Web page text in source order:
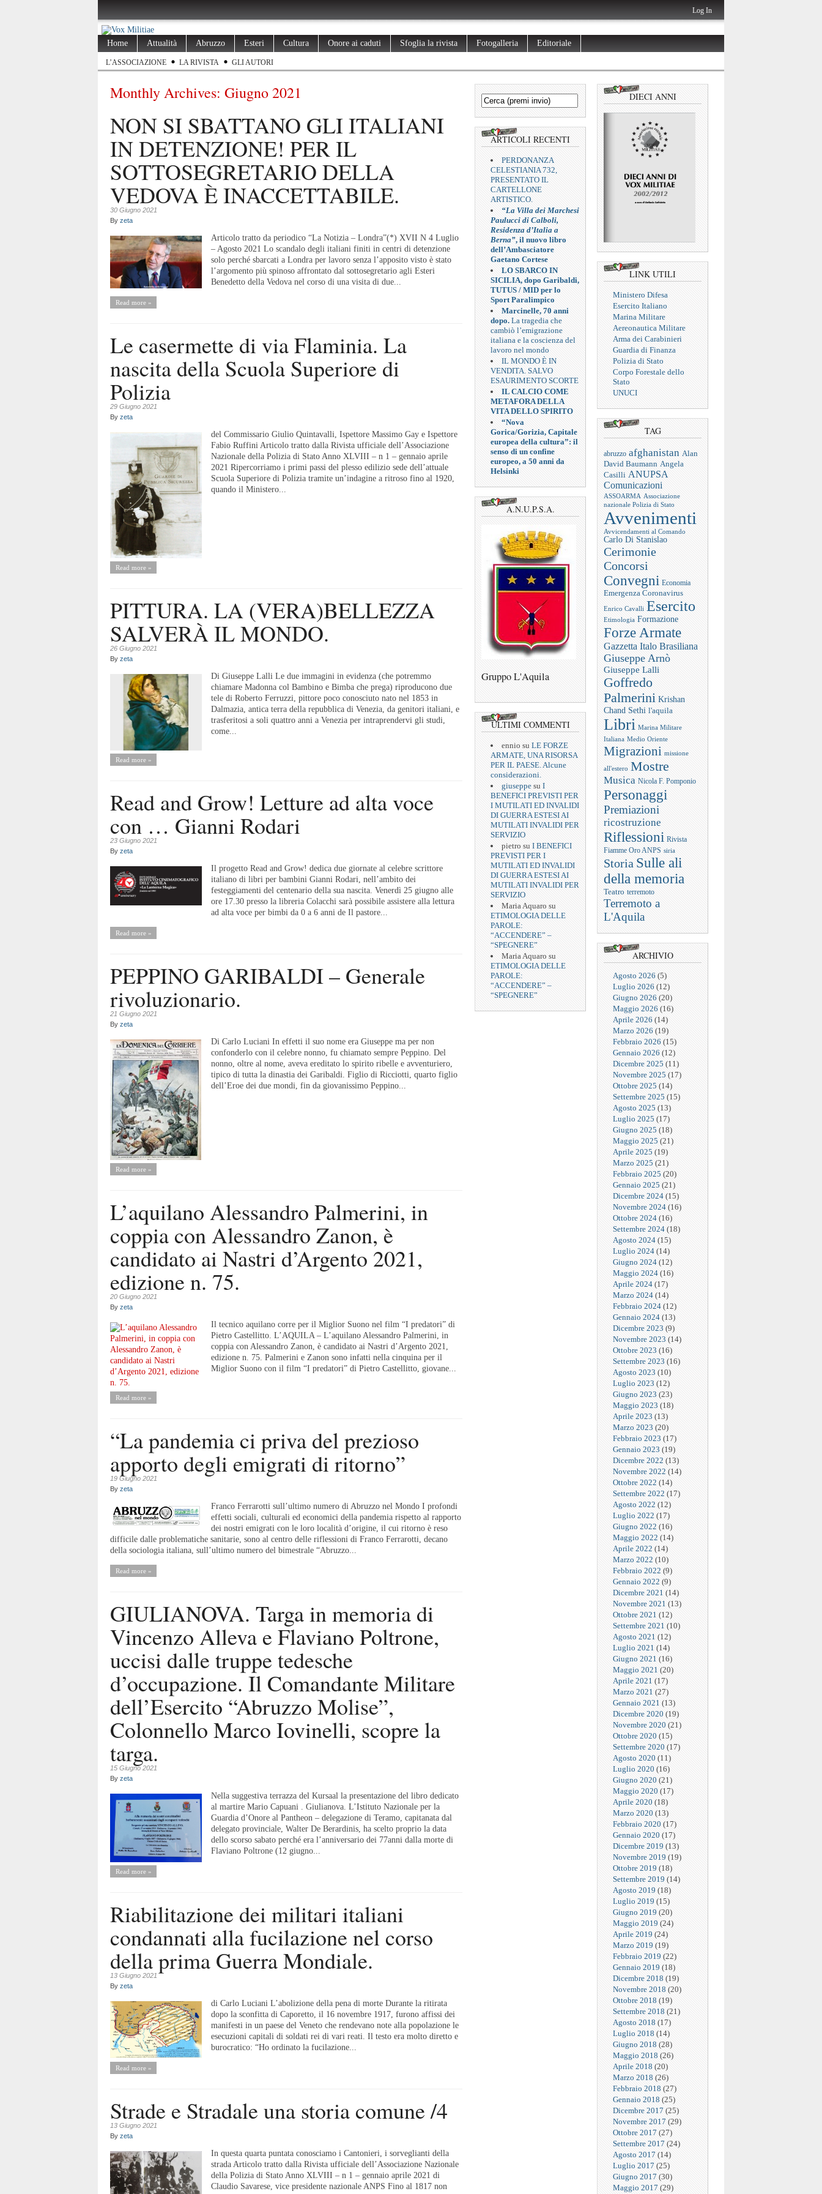
Log In
Home Attualità Abruzzo Esteri Cultura Onore ai caduti Sfoglia la rivista Fotogalleria Editoriale
L’ASSOCIAZIONE LA RIVISTA GLI AUTORI
Monthly Archives: Giugno 2021
NON SI SBATTANO GLI ITALIANI
IN DETENZIONE! PER IL
SOTTOSEGRETARIO DELLA
VEDOVA È INACCETTABILE.
30 Giugno 2021
By zeta
Articolo tratto da periodico “La Notizia – Londra”(*) XVII N 4 Luglio
– Agosto 2021 Lo scandalo degli italiani finiti in centri di detenzione
solo perché sbarcati a Londra per lavoro senza l’apposito visto è stato
l’argomento più spinoso affrontato dal sottosegretario agli Esteri
Benedetto della Vedova nel corso di una visita di due...
Read more »
Le casermette di via Flaminia. La
nascita della Scuola Superiore di
Polizia
29 Giugno 2021
By zeta
del Commissario Giulio Quintavalli, Ispettore Massimo Gay e Ispettore
Fabio Ruffini Articolo tratto dalla Rivista ufficiale dell’Associazione
Nazionale della Polizia di Stato Anno XLVIII – n 1 – gennaio aprile
2021 Ripercorriamo i primi passi del plesso edilizio sede dell’attuale
Scuola Superiore di Polizia tramite un’indagine a ritroso fino al 1920,
quando il Ministero...
Read more »
PITTURA. LA (VERA)BELLEZZA
SALVERÀ IL MONDO.
26 Giugno 2021
By zeta
Di Giuseppe Lalli Le due immagini in evidenza (che potremmo
chiamare Madonna col Bambino e Bimba che prega) riproducono due
tele di Roberto Ferruzzi, pittore poco conosciuto nato nel 1853 in
Dalmazia, antica terra della repubblica di Venezia, da genitori italiani, e
trasferitosi a soli quattro anni a Venezia per intraprendervi gli studi,
come...
Read more »
Read and Grow! Letture ad alta voce
con … Gianni Rodari
23 Giugno 2021
By zeta
Il progetto Read and Grow! dedica due giornate al celebre scrittore
italiano di libri per bambini Gianni Rodari, nell’ambito dei
festeggiamenti del centenario della sua nascita. Venerdì 25 giugno alle
ore 17.30 presso la libreria Colacchi sarà possibile assistere alla lettura
ad alta voce per bimbi da 0 a 6 anni de Il pastore...
Read more »
PEPPINO GARIBALDI – Generale
rivoluzionario.
21 Giugno 2021
By zeta
Di Carlo Luciani In effetti il suo nome era Giuseppe ma per non
confonderlo con il celebre nonno, fu chiamato sempre Peppino. Del
nonno, oltre al nome, aveva ereditato lo spirito ribelle e avventuriero,
tipico di tutta la dinastia dei Garibaldi. Figlio di Ricciotti, quarto figlio
dell’Eroe dei due mondi, fin da giovanissimo Peppino...
Read more »
L’aquilano Alessandro Palmerini, in
coppia con Alessandro Zanon, è
candidato ai Nastri d’Argento 2021,
edizione n. 75.
20 Giugno 2021
By zeta
Il tecnico aquilano corre per il Miglior Suono nel film “I predatori” di
Pietro Castellitto. L’AQUILA – L’aquilano Alessandro Palmerini, in
coppia con Alessandro Zanon, è candidato ai Nastri d’Argento 2021,
edizione n. 75. Palmerini e Zanon sono infatti nella cinquina per il
Miglior Suono con il film “I predatori” di Pietro Castellitto, giovane...
Read more »
“La pandemia ci priva del prezioso
apporto degli emigrati di ritorno”
19 Giugno 2021
By zeta
Franco Ferrarotti sull’ultimo numero di Abruzzo nel Mondo I profondi
effetti sociali, culturali ed economici della pandemia rispetto al rapporto
dei nostri emigrati con le loro località d’origine, il cui ritorno è reso
difficile dalle problematiche sanitarie, sono al centro delle riflessioni di Franco Ferrarotti, decano
della sociologia italiana, sull’ultimo numero del bimestrale “Abruzzo...
Read more »
GIULIANOVA. Targa in memoria di
Vincenzo Alleva e Flaviano Poltrone,
uccisi dalle truppe tedesche
d’occupazione. Il Comandante Militare
dell’Esercito “Abruzzo Molise”,
Colonnello Marco Iovinelli, scopre la
targa.
15 Giugno 2021
By zeta
Nella suggestiva terrazza del Kursaal la presentazione del libro dedicato
al martire Mario Capuani . Giulianova. L’Istituto Nazionale per la
Guardia d’Onore al Pantheon – delegazione di Teramo, capitanata dal
delegato provinciale, Walter De Berardinis, ha scelto proprio la data
dello scorso sabato perché era l’anniversario dei 77anni dalla morte di
Flaviano Poltrone (12 giugno...
Read more »
Riabilitazione dei militari italiani
condannati alla fucilazione nel corso
della prima Guerra Mondiale.
13 Giugno 2021
By zeta
di Carlo Luciani L’abolizione della pena di morte Durante la ritirata
dopo la sconfitta di Caporetto, il 16 novembre 1917, furono affissi dei
manifesti in un paese del Veneto che rendevano note alla popolazione le
esecuzioni capitali di soldati rei di vari reati. Il testo era molto diretto e
burocratico: “Ho ordinato la fucilazione...
Read more »
Strade e Stradale una storia comune /4
13 Giugno 2021
By zeta
In questa quarta puntata conosciamo i Cantonieri, i sorveglianti della
strada Articolo tratto dalla Rivista ufficiale dell’Associazione Nazionale
della Polizia di Stato Anno XLVIII – n 1 – gennaio aprile 2021 di
Claudio Savarese, vice presidente nazionale ANPS Fino al 1817 non
ARTICOLI RECENTI
PERDONANZA
CELESTIANIA 732,
PRESENTATO IL
CARTELLONE
ARTISTICO.
“La Villa dei Marchesi
Paulucci di Calboli,
Residenza d’Italia a
Berna”, il nuovo libro
dell’Ambasciatore
Gaetano Cortese
LO SBARCO IN
SICILIA, dopo Garibaldi,
TUTUS / MID per lo
Sport Paralimpico
Marcinelle, 70 anni
dopo. La tragedia che
cambiò l’emigrazione
italiana e la coscienza del
lavoro nel mondo
IL MONDO È IN
VENDITA. SALVO
ESAURIMENTO SCORTE
IL CALCIO COME
METAFORA DELLA
VITA DELLO SPIRITO
“Nova
Gorica/Gorizia, Capitale
europea della cultura”: il
senso di un confine
europeo, a 50 anni da
Helsinki
A.N.U.P.S.A.
Gruppo L'Aquila
ULTIMI COMMENTI
ennio su LE FORZE
ARMATE, UNA RISORSA
PER IL PAESE. Alcune
considerazioni.
giuseppe su I
BENEFICI PREVISTI PER
I MUTILATI ED INVALIDI
DI GUERRA ESTESI AI
MUTILATI INVALIDI PER
SERVIZIO
pietro su I BENEFICI
PREVISTI PER I
MUTILATI ED INVALIDI
DI GUERRA ESTESI AI
MUTILATI INVALIDI PER
SERVIZIO
Maria Aquaro su
ETIMOLOGIA DELLE
PAROLE:
“ACCENDERE” –
“SPEGNERE”
Maria Aquaro su
ETIMOLOGIA DELLE
PAROLE:
“ACCENDERE” –
“SPEGNERE”
DIECI ANNI
LINK UTILI
Ministero Difesa
Esercito Italiano
Marina Militare
Aereonautica Militare
Arma dei Carabinieri
Guardia di Finanza
Polizia di Stato
Corpo Forestale dello
Stato
UNUCI
TAG
abruzzo afghanistan Alan
David Baumann Angela
Casilli ANUPSA
Comunicazioni
ASSOARMA Associazione
nazionale Polizia di Stato
Avvenimenti
Avvicendamenti al Comando
Carlo Di Stanislao
Cerimonie
Concorsi
Convegni Economia
Emergenza Coronavirus
Enrico Cavalli Esercito
Etimologia Formazione
Forze Armate
Gazzetta Italo Brasiliana
Giuseppe Arnò
Giuseppe Lalli
Goffredo
Palmerini Krishan
Chand Sethi l'aquila
Libri Marina Militare
Italiana Medio Oriente
Migrazioni missione
all'estero Mostre
Musica Nicola F. Pomponio
Personaggi
Premiazioni
ricostruzione
Riflessioni Rivista
Fiamme Oro ANPS siria
Storia Sulle ali
della memoria
Teatro terremoto
Terremoto a
L'Aquila
ARCHIVIO
Agosto 2026 (5)
Luglio 2026 (12)
Giugno 2026 (20)
Maggio 2026 (16)
Aprile 2026 (14)
Marzo 2026 (19)
Febbraio 2026 (15)
Gennaio 2026 (12)
Dicembre 2025 (11)
Novembre 2025 (17)
Ottobre 2025 (14)
Settembre 2025 (15)
Agosto 2025 (13)
Luglio 2025 (17)
Giugno 2025 (18)
Maggio 2025 (21)
Aprile 2025 (19)
Marzo 2025 (21)
Febbraio 2025 (20)
Gennaio 2025 (21)
Dicembre 2024 (15)
Novembre 2024 (16)
Ottobre 2024 (16)
Settembre 2024 (18)
Agosto 2024 (15)
Luglio 2024 (14)
Giugno 2024 (12)
Maggio 2024 (16)
Aprile 2024 (17)
Marzo 2024 (14)
Febbraio 2024 (12)
Gennaio 2024 (13)
Dicembre 2023 (9)
Novembre 2023 (14)
Ottobre 2023 (16)
Settembre 2023 (16)
Agosto 2023 (10)
Luglio 2023 (12)
Giugno 2023 (23)
Maggio 2023 (18)
Aprile 2023 (13)
Marzo 2023 (20)
Febbraio 2023 (17)
Gennaio 2023 (19)
Dicembre 2022 (13)
Novembre 2022 (14)
Ottobre 2022 (14)
Settembre 2022 (17)
Agosto 2022 (12)
Luglio 2022 (17)
Giugno 2022 (16)
Maggio 2022 (14)
Aprile 2022 (14)
Marzo 2022 (10)
Febbraio 2022 (9)
Gennaio 2022 (9)
Dicembre 2021 (14)
Novembre 2021 (13)
Ottobre 2021 (12)
Settembre 2021 (10)
Agosto 2021 (12)
Luglio 2021 (14)
Giugno 2021 (16)
Maggio 2021 (20)
Aprile 2021 (17)
Marzo 2021 (27)
Gennaio 2021 (13)
Dicembre 2020 (19)
Novembre 2020 (21)
Ottobre 2020 (15)
Settembre 2020 (17)
Agosto 2020 (11)
Luglio 2020 (16)
Giugno 2020 (21)
Maggio 2020 (17)
Aprile 2020 (18)
Marzo 2020 (13)
Febbraio 2020 (17)
Gennaio 2020 (17)
Dicembre 2019 (13)
Novembre 2019 (19)
Ottobre 2019 (18)
Settembre 2019 (14)
Agosto 2019 (18)
Luglio 2019 (15)
Giugno 2019 (20)
Maggio 2019 (24)
Aprile 2019 (24)
Marzo 2019 (19)
Febbraio 2019 (22)
Gennaio 2019 (18)
Dicembre 2018 (19)
Novembre 2018 (20)
Ottobre 2018 (19)
Settembre 2018 (21)
Agosto 2018 (17)
Luglio 2018 (14)
Giugno 2018 (28)
Maggio 2018 (26)
Aprile 2018 (20)
Marzo 2018 (26)
Febbraio 2018 (27)
Gennaio 2018 (25)
Dicembre 2017 (25)
Novembre 2017 (29)
Ottobre 2017 (27)
Settembre 2017 (24)
Agosto 2017 (14)
Luglio 2017 (25)
Giugno 2017 (30)
Maggio 2017 (29)